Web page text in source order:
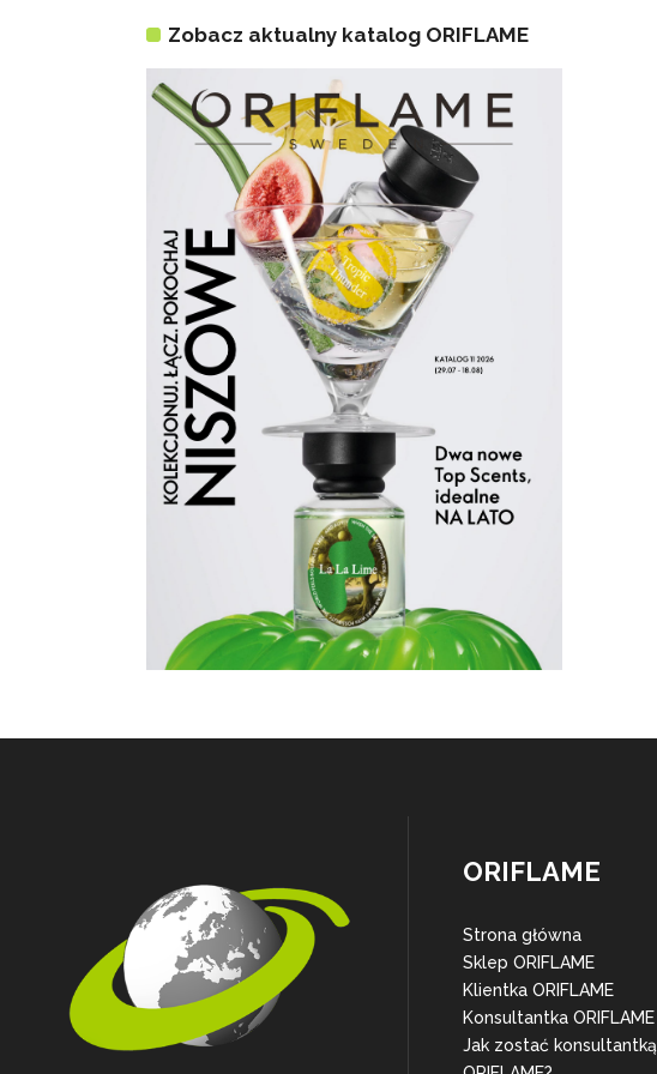
Zobacz aktualny katalog ORIFLAME
ORIFLAME
Strona główna
Sklep ORIFLAME
Klientka ORIFLAME
Konsultantka ORIFLAME
Jak zostać konsultantką